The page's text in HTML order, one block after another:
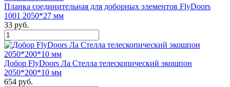
Планка соединительная для доборных элементов FlyDoors
1001 2050*27 мм
33 руб.
Добор FlyDoors Ла Стелла телескопический экошпон
2050*200*10 мм
654 руб.